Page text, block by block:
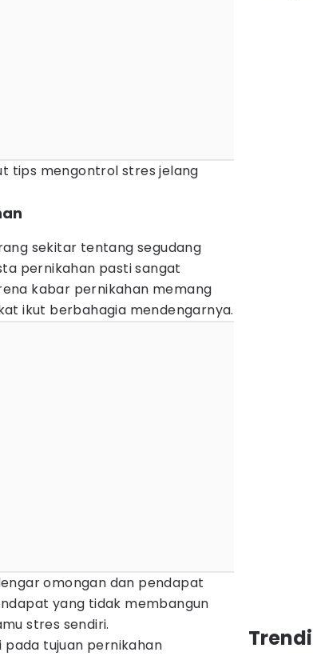
tips mengontrol stres jelang
sekitar tentang segudang
pernikahan pasti sangat
kabar pernikahan memang
ikut berbahagia mendengarnya.
omongan dan pendapat
yang tidak membangun
stres sendiri.
tujuan pernikahan